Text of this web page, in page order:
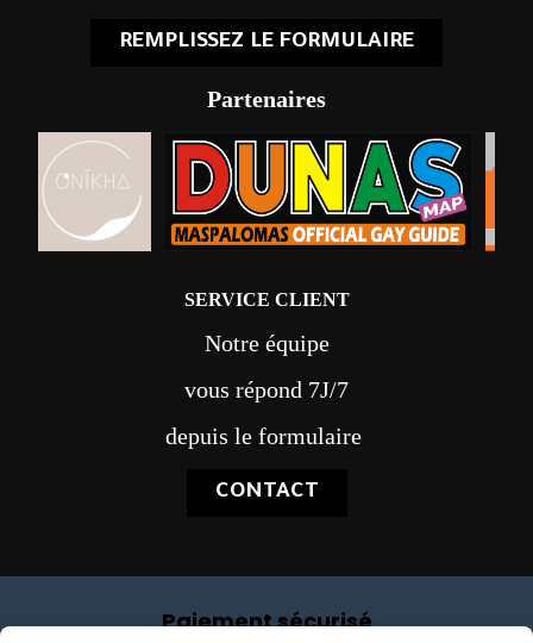
REMPLISSEZ LE FORMULAIRE
Partenaires
SERVICE CLIENT
Notre équipe
vous répond 7J/7
depuis le formulaire
CONTACT
Paiement sécurisé